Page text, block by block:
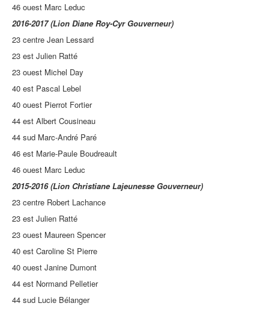
46 ouest Marc Leduc
2016-2017 (Lion Diane Roy-Cyr Gouverneur)
23 centre Jean Lessard
23 est Julien Ratté
23 ouest Michel Day
40 est Pascal Lebel
40 ouest Pierrot Fortier
44 est Albert Cousineau
44 sud Marc-André Paré
46 est Marie-Paule Boudreault
46 ouest Marc Leduc
2015-2016 (Lion Christiane Lajeunesse Gouverneur)
23 centre Robert Lachance
23 est Julien Ratté
23 ouest Maureen Spencer
40 est Caroline St Pierre
40 ouest Janine Dumont
44 est Normand Pelletier
44 sud Lucie Bélanger